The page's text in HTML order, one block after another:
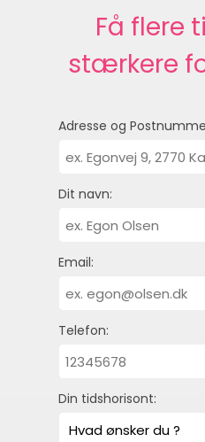
Få flere
stærkere
Adresse og
Dit navn:
Email:
Telefon:
Din tidshorisont: